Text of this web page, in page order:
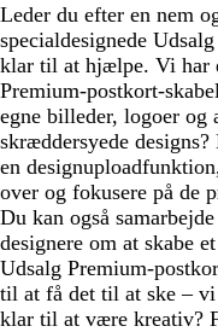
Leder du efter en nem
specialdesignede
klar til at hjælpe. Vi har
Premium-postkort-
egne billeder, logoer og
skræddersyede
en
over og fokusere på de
Du kan også
designere om at skabe
Udsalg Premium-
til at få det til at ske –
klar til at være kreativ?